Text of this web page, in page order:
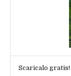
Scaricalo gratis!